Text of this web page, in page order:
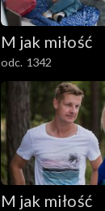
M jak miłość
odc. 1342
M jak miłość